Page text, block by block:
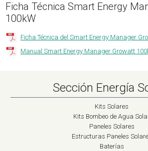
Ficha Técnica Smart Energy
100kW
Ficha Técnica del Smart Energy Manager
Manual Smart Energy Manager Growatt
Sección Energía
Kits Solares
Kits Bombeo de Agua
Paneles Solares
Estructuras Paneles
Baterías